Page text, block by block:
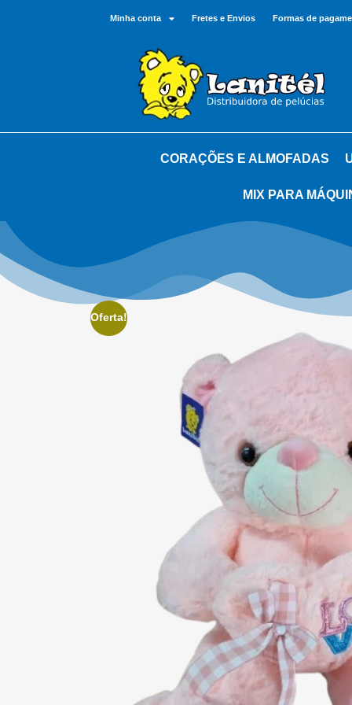
Minha conta Fretes e Envios Formas de
CORAÇÕES E ALMOFADAS
MIX PARA
Oferta!